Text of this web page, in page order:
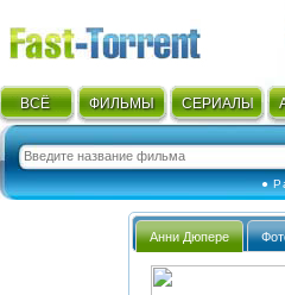
ВСЁ ФИЛЬМЫ СЕРИАЛЫ
●
Анни Дюпере